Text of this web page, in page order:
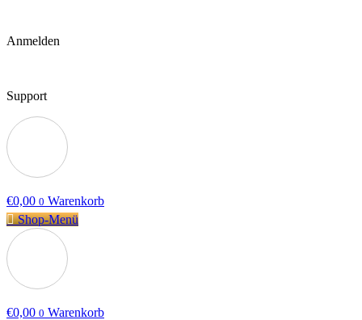
Anmelden
Support
€0,00 0 Warenkorb
Shop-Menü
€0,00 0 Warenkorb